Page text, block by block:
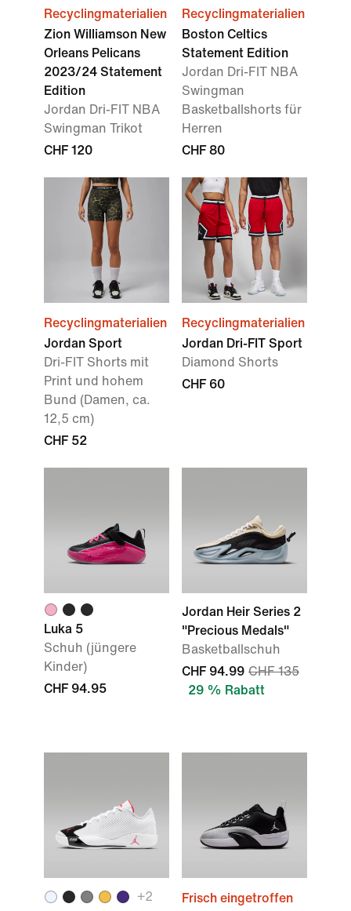
Recyclingmaterialien
Zion Williamson New
Orleans Pelicans
2023/24 Statement
Edition
Jordan Dri-FIT NBA
Swingman Trikot
CHF 120
Recyclingmaterialien
Boston Celtics
Statement Edition
Jordan Dri-FIT NBA
Swingman
Basketballshorts für
Herren
CHF 80
Recyclingmaterialien
Jordan Sport
Dri-FIT Shorts mit
Print und hohem
Bund (Damen, ca.
12,5 cm)
CHF 52
Recyclingmaterialien
Jordan Dri-FIT Sport
Diamond Shorts
CHF 60
Luka 5
Schuh (jüngere
Kinder)
CHF 94.95
Jordan Heir Series 2
"Precious Medals"
Basketballschuh
CHF 94.99 CHF 135
29 % Rabatt
+2
Frisch eingetroffen